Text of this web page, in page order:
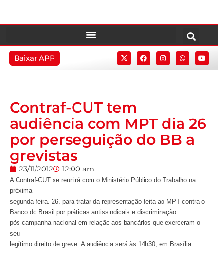
Baixar APP
Contraf-CUT tem
audiência com MPT dia 26
por perseguição do BB a
grevistas
23/11/2012 12:00 am
A Contraf-CUT se reunirá com o Ministério Público do Trabalho na
próxima
segunda-feira, 26, para tratar da representação feita ao MPT contra o
Banco do Brasil por práticas antissindicais e discriminação
pós-campanha nacional em relação aos bancários que exerceram o
seu
legítimo direito de greve. A audiência será às 14h30, em Brasília.